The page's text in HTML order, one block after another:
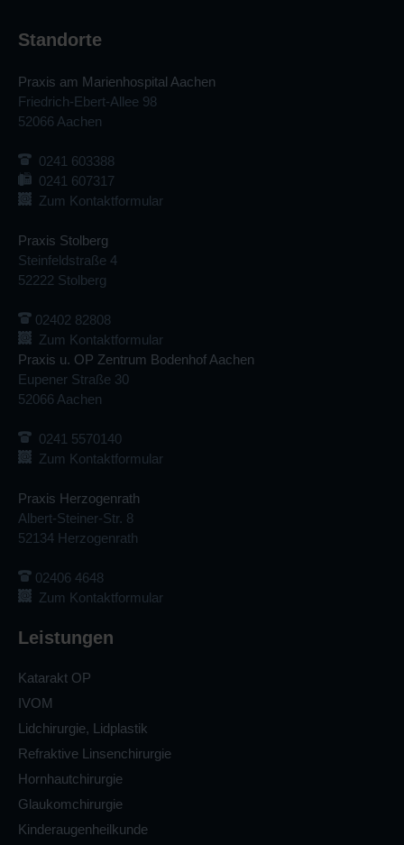
Standorte
Praxis am Marienhospital Aachen
Friedrich-Ebert-Allee 98
52066 Aachen
0241 603388
0241 607317
Zum Kontaktformular
Praxis Stolberg
Steinfeldstraße 4
52222 Stolberg
02402 82808
Zum Kontaktformular
Praxis u. OP Zentrum Bodenhof Aachen
Eupener Straße 30
52066 Aachen
0241 5570140
Zum Kontaktformular
Praxis Herzogenrath
Albert-Steiner-Str. 8
52134 Herzogenrath
02406 4648
Zum Kontaktformular
Leistungen
Katarakt OP
IVOM
Lidchirurgie, Lidplastik
Refraktive Linsenchirurgie
Hornhautchirurgie
Glaukomchirurgie
Kinderaugenheilkunde